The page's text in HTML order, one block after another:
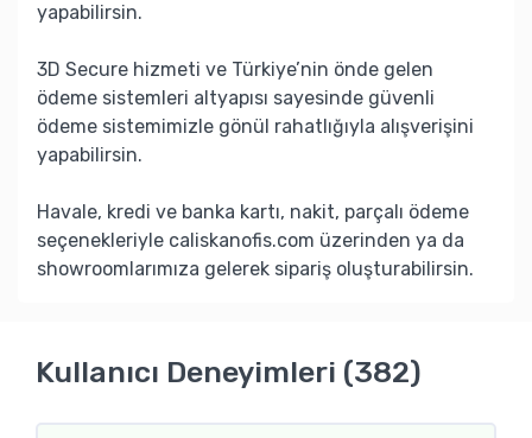
yapabilirsin.
3D Secure hizmeti ve Türkiye’nin önde gelen
ödeme sistemleri altyapısı sayesinde güvenli
ödeme sistemimizle gönül rahatlığıyla alışverişini
yapabilirsin.
Havale, kredi ve banka kartı, nakit, parçalı ödeme
seçenekleriyle caliskanofis.com üzerinden ya da
showroomlarımıza gelerek sipariş oluşturabilirsin.
Kullanıcı Deneyimleri (382)